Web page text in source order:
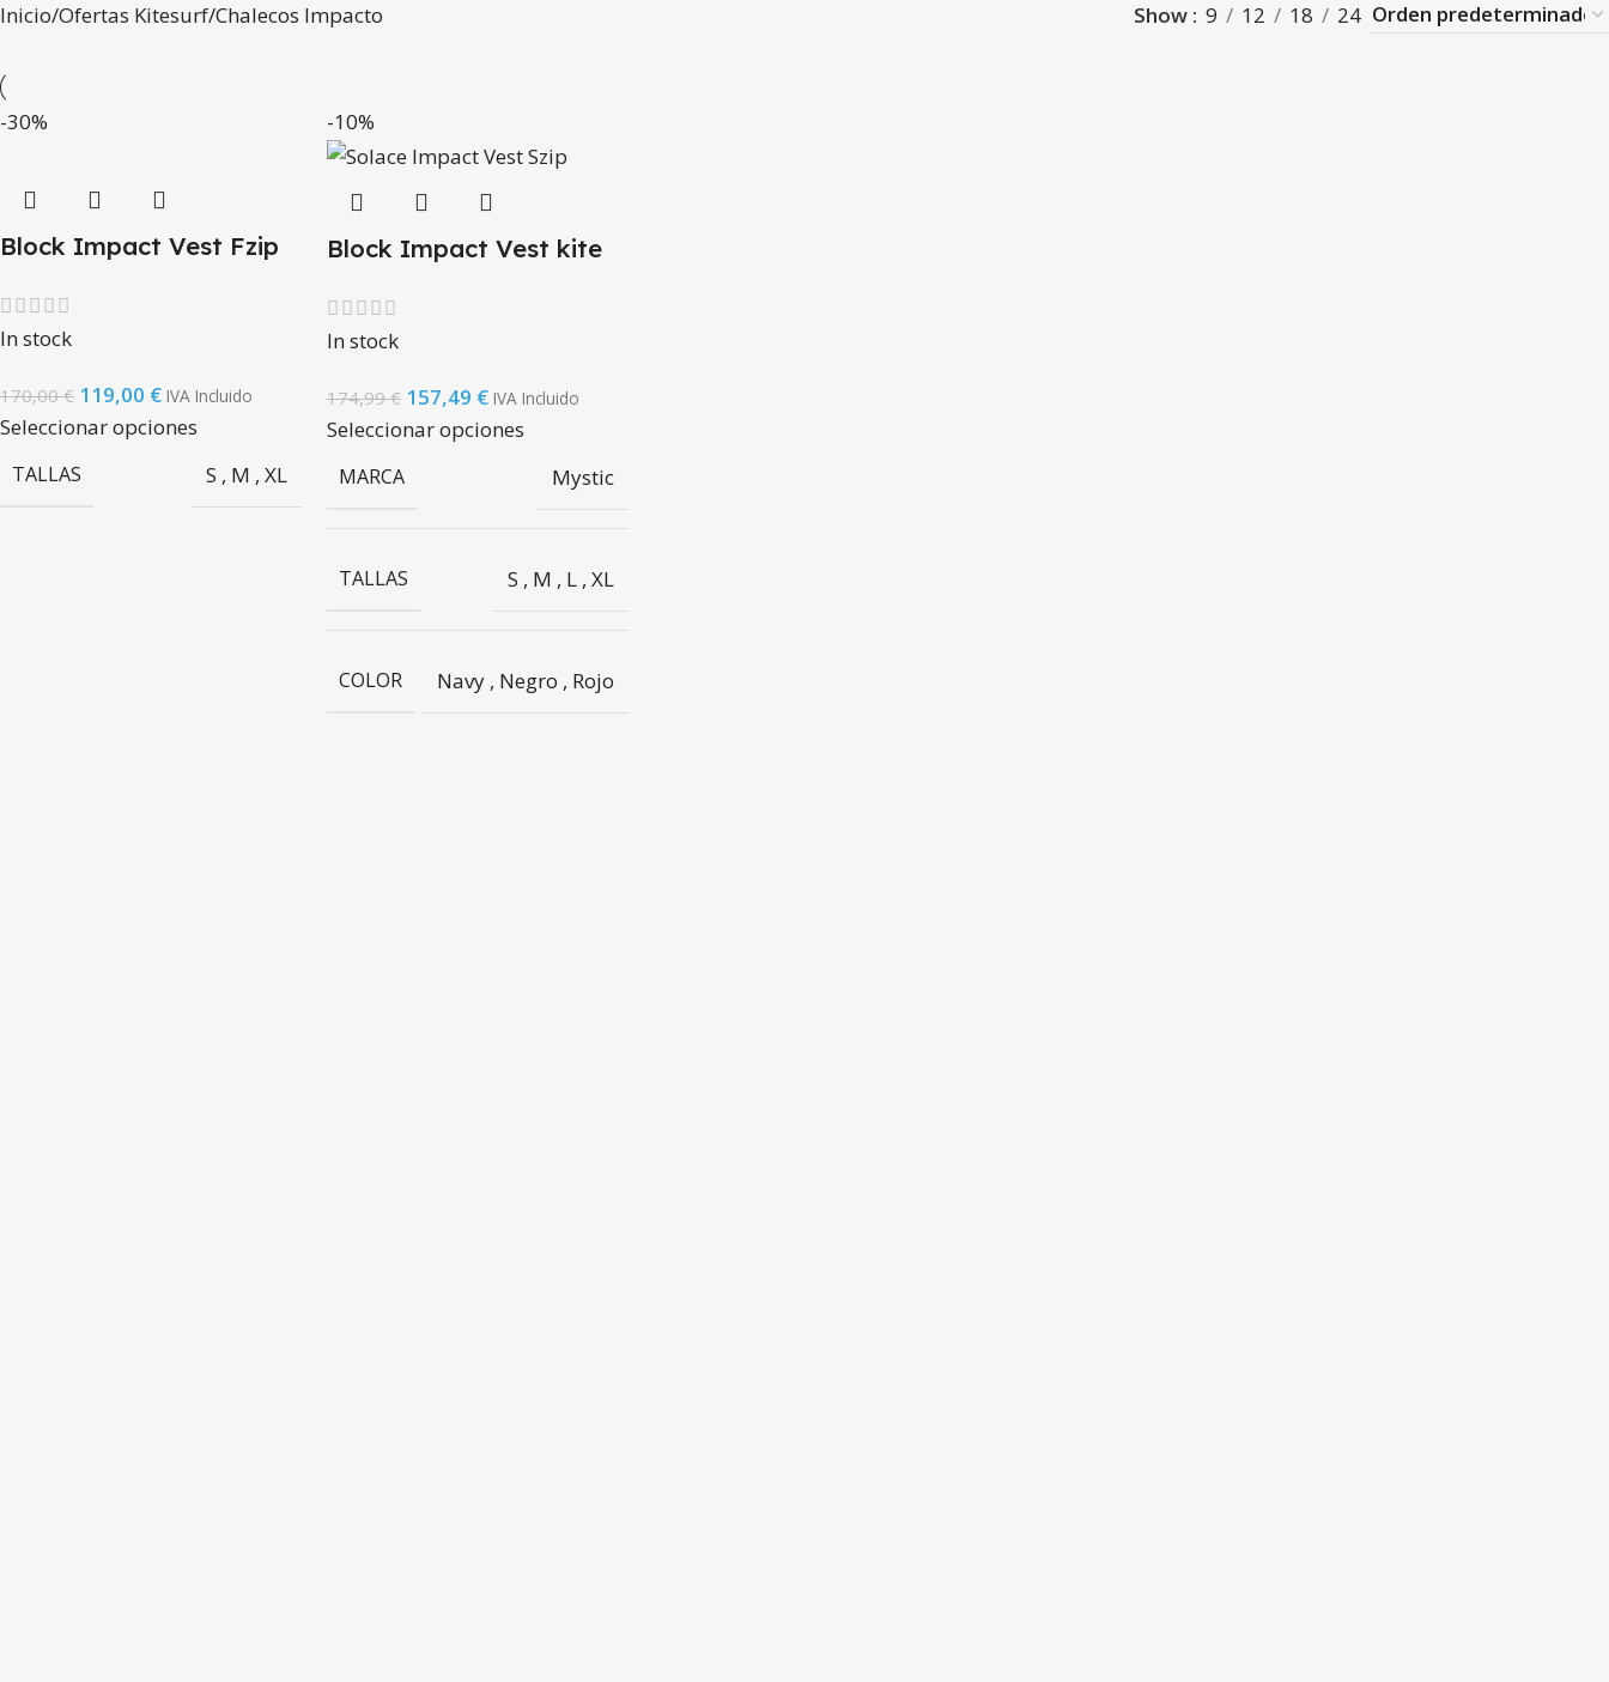
Inicio Ofertas Kitesurf Chalecos Impacto Show 9 12 18 24
-30%
Block Impact Vest Fzip
In stock
170,00€ 119,00 € IVA Incluido
Seleccionar opciones
TALLAS S , M , XL
-10%
Block Impact Vest kite
In stock
174,99€ 157,49 € IVA Incluido
Seleccionar opciones
MARCA Mystic
TALLAS S , M , L , XL
COLOR Navy , Negro , Rojo